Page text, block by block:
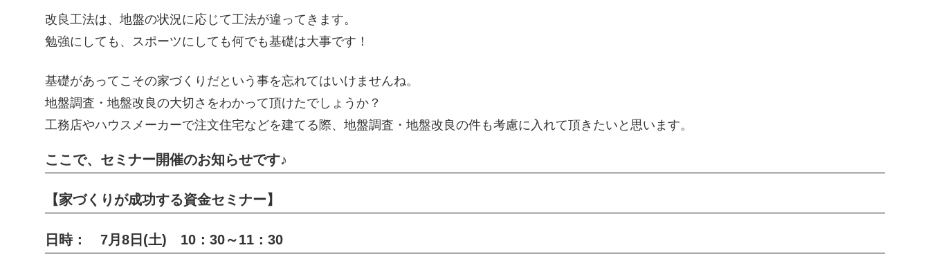
改良工法は、地盤の状況に応じて工法が違ってきます。
勉強にしても、スポーツにしても何でも基礎は大事です！
基礎があってこその家づくりだという事を忘れてはいけませんね。
地盤調査・地盤改良の大切さをわかって頂けたでしょうか？
工務店やハウスメーカーで注文住宅などを建てる際、地盤調査・地盤改良の件も考慮に入れて頂きたいと思います。
ここで、セミナー開催のお知らせです♪
【家づくりが成功する資金セミナー】
日時： 7月8日(土) 10：30～11：30